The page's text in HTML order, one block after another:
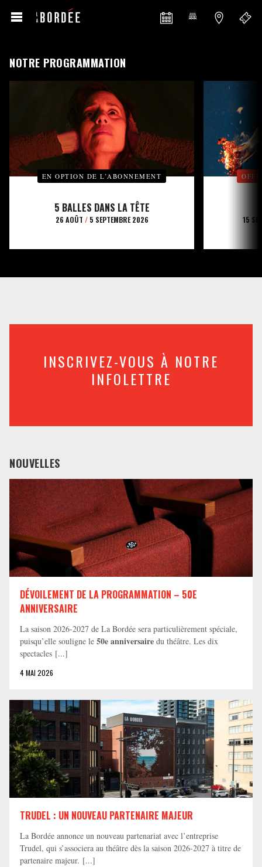
NOTRE PROGRAMMATION
EN OPTION DE L’ABONNEMENT
5 BALLES DANS LA TÊTE
26 AOÛT /5 SEPTEMBRE 2026 15
INSCRIVEZ-VOUS À NOTRE
INFOLETTRE
NOUVELLES
DÉVOILEMENT DE LA PROGRAMMATION – 50E
ANNIVERSAIRE
La saison 2026-2027 de La Bordée sera particulièrement spéciale,
puisqu’elle souligne le 50e anniversaire du théâtre. Les dix
spectacles [...]
4 MAI 2026
TRUDEL : UN NOUVEAU PARTENAIRE MAJEUR
La Bordée annonce un nouveau partenariat avec l’entreprise
Trudel, qui s’associera au théâtre dès la saison 2026-2027 à titre de
partenaire majeur. [...]